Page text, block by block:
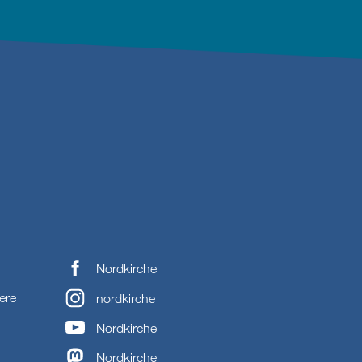
Nordkirche
nordkirche
Nordkirche
Nordkirche